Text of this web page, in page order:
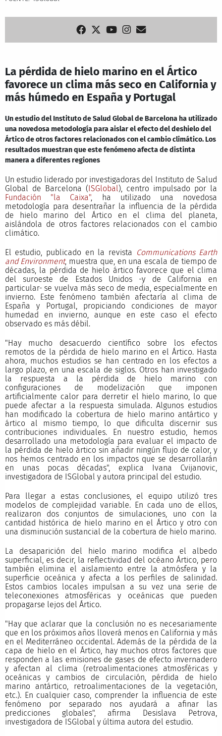
La pérdida de hielo marino en el Ártico
favorece un clima más seco en California y
más húmedo en España y Portugal
Un estudio del Instituto de Salud Global de Barcelona ha utilizado
una novedosa metodología para aislar el efecto del deshielo del
Ártico de otros factores relacionados con el cambio climático. Los
resultados muestran que este fenómeno afecta de distinta
manera a diferentes regiones
Un estudio liderado por investigadoras del Instituto de Salud
Global de Barcelona (ISGlobal), centro impulsado por la
Fundación "la Caixa", ha utilizado una novedosa
metodología para desentrañar la influencia de la pérdida
de hielo marino del Ártico en el clima del planeta,
aislándola de otros factores relacionados con el cambio
climático.
El estudio, publicado en la revista Communications Earth
and Environment, muestra que, en una escala de tiempo de
décadas, la pérdida de hielo ártico favorece que el clima
del suroeste de Estados Unidos -y de California en
particular- se vuelva más seco de media, especialmente en
invierno. Este fenómeno también afectaría al clima de
España y Portugal, propiciando condiciones de mayor
humedad en invierno, aunque en este caso el efecto
observado es más débil.
"Hay mucho desacuerdo científico sobre los efectos
remotos de la pérdida de hielo marino en el Ártico. Hasta
ahora, muchos estudios se han centrado en los efectos a
largo plazo, en una escala de siglos. Otros han investigado
la respuesta a la pérdida de hielo marino con
configuraciones de modelización que imponen
artificialmente calor para derretir el hielo marino, lo que
puede afectar a la respuesta simulada. Algunos estudios
han modificado la cobertura de hielo marino antártico y
ártico al mismo tiempo, lo que dificulta discernir sus
contribuciones individuales. En nuestro estudio, hemos
desarrollado una metodología para evaluar el impacto de
la pérdida de hielo ártico sin añadir ningún flujo de calor, y
nos hemos centrado en los impactos que se desarrollarán
en unas pocas décadas", explica Ivana Cvijanovic,
investigadora de ISGlobal y autora principal del estudio.
Para llegar a estas conclusiones, el equipo utilizó tres
modelos de complejidad variable. En cada uno de ellos,
realizaron dos conjuntos de simulaciones, uno con la
cantidad histórica de hielo marino en el Ártico y otro con
una disminución sustancial de la cobertura de hielo marino.
La desaparición del hielo marino modifica el albedo
superficial, es decir, la reflectividad del océano Ártico, pero
también elimina el aislamiento entre la atmósfera y la
superficie oceánica y afecta a los perfiles de salinidad.
Estos cambios locales impulsan a su vez una serie de
teleconexiones atmosféricas y oceánicas que pueden
propagarse lejos del Ártico.
"Hay que aclarar que la conclusión no es necesariamente
que en los próximos años lloverá menos en California y más
en el Mediterráneo occidental. Además de la pérdida de la
capa de hielo en el Ártico, hay muchos otros factores que
responden a las emisiones de gases de efecto invernadero
y afectan al clima (retroalimentaciones atmosféricas y
oceánicas y cambios de circulación, pérdida de hielo
marino antártico, retroalimentaciones de la vegetación,
etc.). En cualquier caso, comprender la influencia de este
fenómeno por separado nos ayudará a afinar las
predicciones globales", afirma Desislava Petrova,
investigadora de ISGlobal y última autora del estudio.